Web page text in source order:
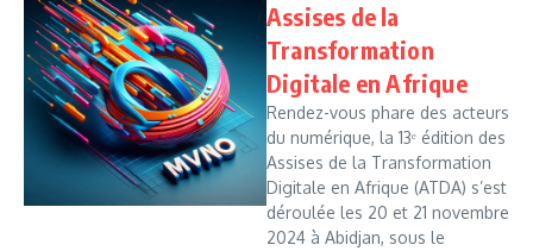
Assises de la
Transformation
Digitale en Afrique
Rendez-vous phare des acteurs
du numérique, la 13ᵉ édition des
Assises de la Transformation
Digitale en Afrique (ATDA) s’est
déroulée les 20 et 21 novembre
2024 à Abidjan, sous le